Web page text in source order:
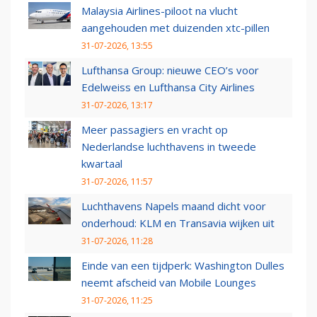
Malaysia Airlines-piloot na vlucht
aangehouden met duizenden xtc-pillen
31-07-2026, 13:55
Lufthansa Group: nieuwe CEO’s voor
Edelweiss en Lufthansa City Airlines
31-07-2026, 13:17
Meer passagiers en vracht op
Nederlandse luchthavens in tweede
kwartaal
31-07-2026, 11:57
Luchthavens Napels maand dicht voor
onderhoud: KLM en Transavia wijken uit
31-07-2026, 11:28
Einde van een tijdperk: Washington Dulles
neemt afscheid van Mobile Lounges
31-07-2026, 11:25